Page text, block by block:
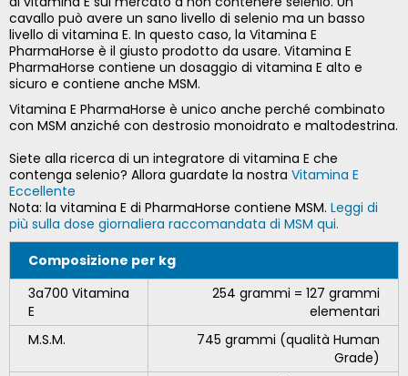
cavallo può avere un sano livello di selenio ma un basso
livello di vitamina E. In questo caso, la Vitamina E
PharmaHorse è il giusto prodotto da usare. Vitamina E
PharmaHorse contiene un dosaggio di vitamina E alto e
sicuro e contiene anche MSM.
Vitamina E PharmaHorse è unico anche perché combinato
con MSM anziché con destrosio monoidrato e maltodestrina.
Siete alla ricerca di un integratore di vitamina E che
contenga selenio? Allora guardate la nostra Vitamina E
Eccellente
Nota: la vitamina E di PharmaHorse contiene MSM. Leggi di
più sulla dose giornaliera raccomandata di MSM qui.
Composizione per kg
3a700 Vitamina
E
254 grammi = 127 grammi
elementari
M.S.M.
745 grammi (qualità Human
Grade)